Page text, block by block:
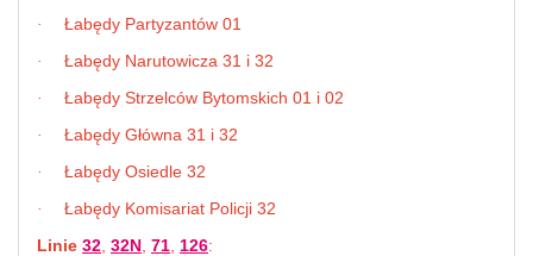
· Łabędy Partyzantów 01
· Łabędy Narutowicza 31 i 32
· Łabędy Strzelców Bytomskich 01 i 02
· Łabędy Główna 31 i 32
· Łabędy Osiedle 32
·
Łabędy Komisariat Policji 32
Linie 32 32N 71 126: